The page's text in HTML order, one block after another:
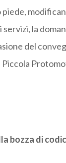
la
del
Piccola
bozza di